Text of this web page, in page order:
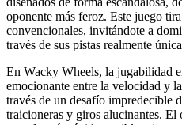
oponente más feroz. Este juego
convencionales, invitándote a
través de sus pistas realmente
En Wacky Wheels, la jugabilidad
emocionante entre la velocidad y
través de un desafío impredecible
traicioneras y giros alucinantes.